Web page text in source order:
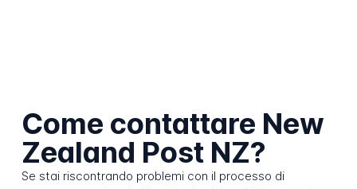
Come contattare New
Zealand Post NZ?
Se stai riscontrando problemi con il processo di